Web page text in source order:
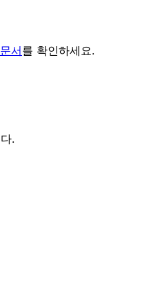
서를 확인하세요.
.